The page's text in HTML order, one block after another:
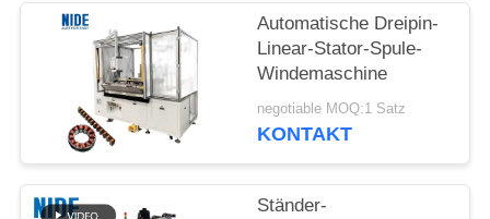
Automatische Dreipin-
Linear-Stator-Spule-
Windemaschine
negotiable MOQ:1 Satz
KONTAKT
Ständer-